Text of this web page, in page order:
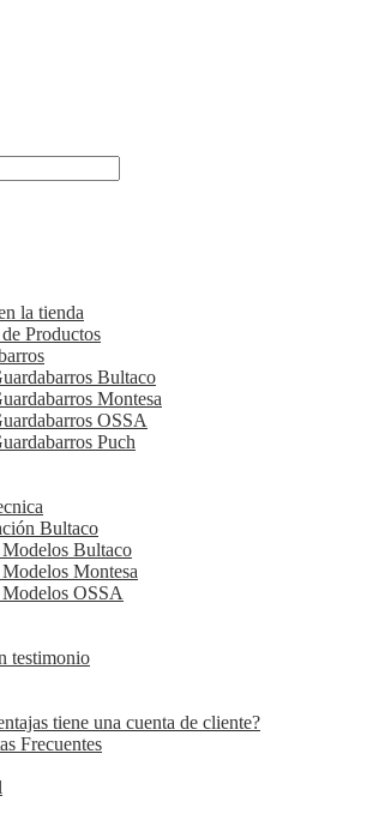
la tienda
Productos
Bultaco
Montesa
OSSA
Puch
Bultaco
Bultaco
Montesa
OSSA
testimonio
tiene una cuenta de cliente?
Frecuentes